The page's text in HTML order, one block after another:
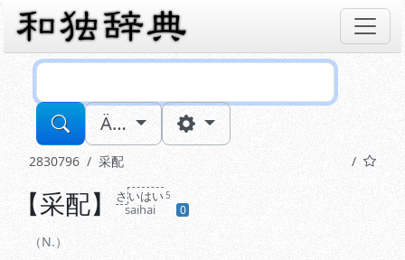
Ä…
2830796 采配
N.
Kommandostab
【采配】 さ いはい
saihai
5
0
N.